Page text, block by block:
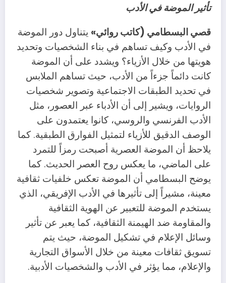
تأثير الموضة في الأدب
قصي البسطامي (كاتب روائي» يتناول دور الموضة
في الأدب وكيف تساهم في بناء الشخصيات وتحديد
هويتها من خلال الأزياء؟ ويشدد على أن الموضة
كانت دائماً جزءاً من الأدب، حيث تساهم الملابس
في تحديد الطبقات الاجتماعية وتصوير شخصيات
الروايات، ويشير إلى أن الأدباء عبر العصور، مثل
الأدب الفرنسي والروسي، كانوا يعتمدون على
الوصف الدقيق للأزياء لتمثيل الفوارق الطبقية. كما
يلاحظ أن الموضة العصرية أصبحت رمزاً للتمرد
على الماضي، ما يعكس روح العصر الحديث. كما
يوضح البسطامي أن الموضة تعكس خلفيات ثقافية
معينة، مشيراً إلى تأثيرها في الأدب الإفريقي، الذي
يستخدم الموضة للتعبير عن الهوية الثقافية
والمقاومة ضد الهيمنة الثقافية، كما يعبر عن تأثير
وسائل الإعلام في تشكيل الموضة، حيث يتم
تسويق ثقافات معينة من خلال الأسواق التجارية
والإعلام، مما يؤثر في الأدب والشخصيات الأدبية.